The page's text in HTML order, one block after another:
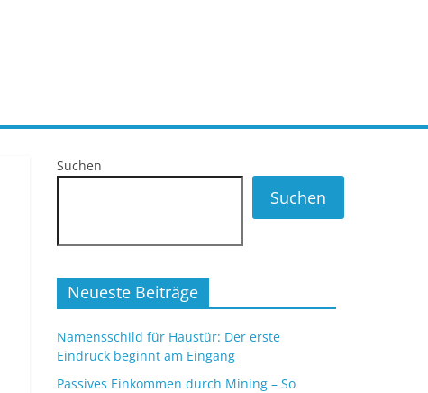
Suchen
Suchen
Neueste Beiträge
Namensschild für Haustür: Der erste
Eindruck beginnt am Eingang
Passives Einkommen durch Mining – So